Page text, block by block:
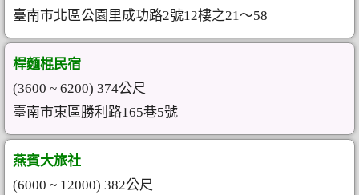
臺南市北區公園里成功路2號12樓之21～58
桿麵棍民宿
(3600 ~ 6200) 374公尺
臺南市東區勝利路165巷5號
燕賓大旅社
(6000 ~ 12000) 382公尺